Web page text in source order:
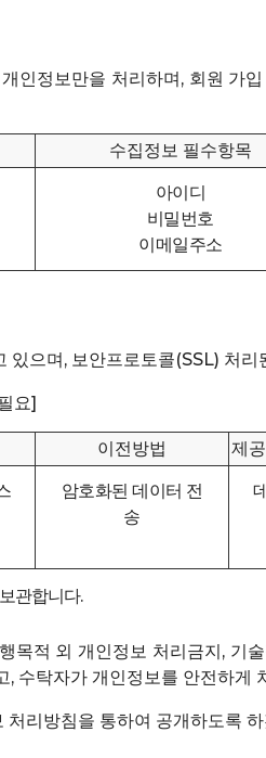
정보만을 처리하며, 회원 가
수집정보 필수항목
아이디
비밀번호
이메일주소
으며, 보안프로토콜(SSL) 처
요]
이전방법 제
암호화된 데이터 전
송
관합니다.
적 외 개인정보 처리금지, 기
수탁자가 개인정보를 안전하게
리방침을 통하여 공개하도록